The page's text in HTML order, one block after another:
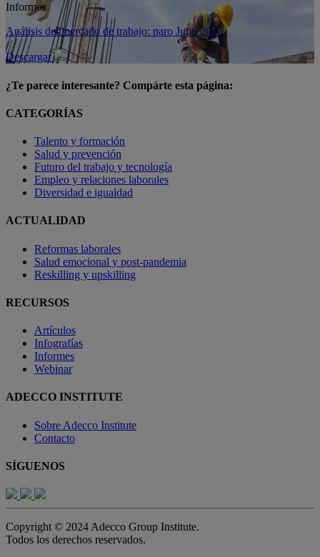
Informes
Análisis del mercado de trabajo: paro Julio 2026
Descargar
¿Te parece interesante? Compárte esta página:
CATEGORÍAS
Talento y formación
Salud y prevención
Futuro del trabajo y tecnología
Empleo y relaciones laborales
Diversidad e igualdad
ACTUALIDAD
Reformas laborales
Salud emocional y post-pandemia
Reskilling y upskilling
RECURSOS
Artículos
Infografías
Informes
Webinar
ADECCO INSTITUTE
Sobre Adecco Institute
Contacto
SÍGUENOS
Copyright © 2024 Adecco Group Institute.
Todos los derechos reservados.